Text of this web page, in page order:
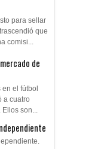
para sellar
que
comisi...
de
el fútbol
a cuatro
son...